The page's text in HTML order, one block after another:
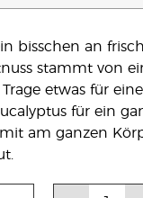
bisschen an
stammt von
etwas für
für ein
am ganzen